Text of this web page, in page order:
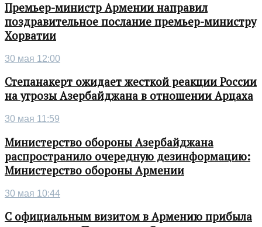
Премьер-министр Армении направил
поздравительное послание премьер-министру
Хорватии
30 мая 12:00
Степанакерт ожидает жесткой реакции России
на угрозы Азербайджана в отношении Арцаха
30 мая 11:59
Министерство обороны Азербайджана
распространило очередную дезинформацию:
Министерство обороны Армении
30 мая 10:44
С официальным визитом в Армению прибыла